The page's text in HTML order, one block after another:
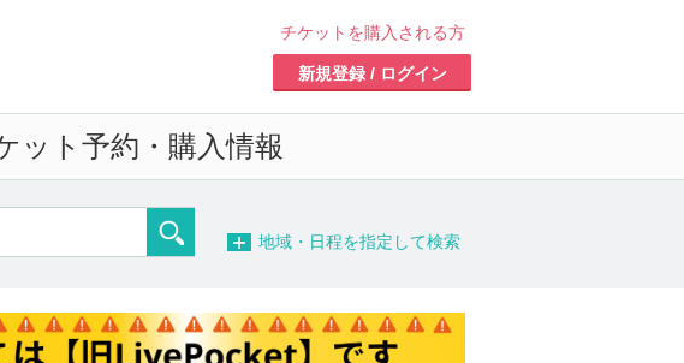
チケットを購入される方
新規登録 / ログイン
ット予約・購入情報
− 地域・日程を指定して検索